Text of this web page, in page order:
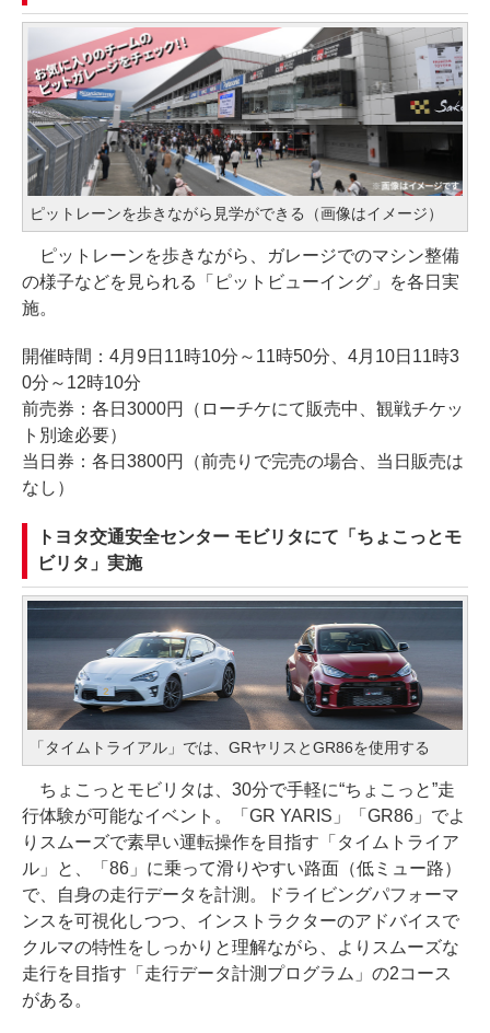
ピットレーンを歩きながら見学ができる（画像はイメージ）
ピットレーンを歩きながら、ガレージでのマシン整備
の様子などを見られる「ピットビューイング」を各日実
施。
開催時間：4月9日11時10分～11時50分、4月10日11時3
0分～12時10分
前売券：各日3000円（ローチケにて販売中、観戦チケッ
ト別途必要）
当日券：各日3800円（前売りで完売の場合、当日販売は
なし）
トヨタ交通安全センター モビリタにて「ちょこっとモ
ビリタ」実施
「タイムトライアル」では、GRヤリスとGR86を使用する
ちょこっとモビリタは、30分で手軽に“ちょこっと”走
行体験が可能なイベント。「GR YARIS」「GR86」でよ
りスムーズで素早い運転操作を目指す「タイムトライア
ル」と、「86」に乗って滑りやすい路面（低ミュー路）
で、自身の走行データを計測。ドライビングパフォーマ
ンスを可視化しつつ、インストラクターのアドバイスで
クルマの特性をしっかりと理解ながら、よりスムーズな
走行を目指す「走行データ計測プログラム」の2コース
がある。